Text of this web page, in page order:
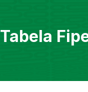
Tabela